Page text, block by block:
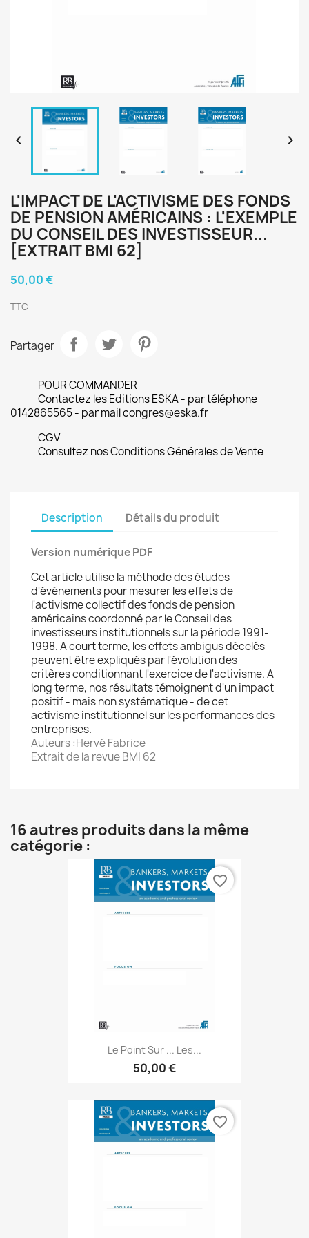
 
L'IMPACT DE L'ACTIVISME DES FONDS
DE PENSION AMÉRICAINS : L'EXEMPLE
DU CONSEIL DES INVESTISSEUR...
[EXTRAIT BMI 62]
50,00 €
TTC
Partager
POUR COMMANDER
Contactez les Editions ESKA - par téléphone
0142865565 - par mail congres@eska.fr
CGV
Consultez nos Conditions Générales de Vente
Description Détails du produit
Version numérique PDF
Cet article utilise la méthode des études
d'événements pour mesurer les effets de
l'activisme collectif des fonds de pension
américains coordonné par le Conseil des
investisseurs institutionnels sur la période 1991-
1998. A court terme, les effets ambigus décelés
peuvent être expliqués par l'évolution des
critères conditionnant l'exercice de l'activisme. A
long terme, nos résultats témoignent d'un impact
positif - mais non systématique - de cet
activisme institutionnel sur les performances des
entreprises.
Auteurs :Hervé Fabrice
Extrait de la revue BMI 62
16 autres produits dans la même
catégorie :
Le Point Sur ... Les...
50,00 €
favorite_border
favorite_border